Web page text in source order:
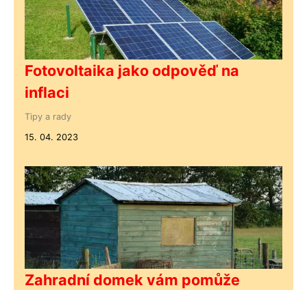
Fotovoltaika jako odpověď na
inflaci
Tipy a rady
15. 04. 2023
Zahradní domek vám pomůže